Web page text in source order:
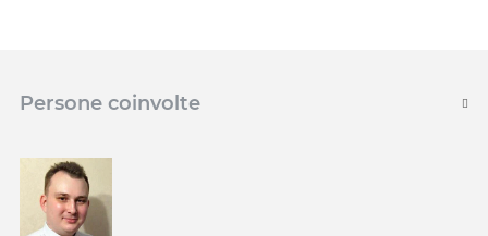
Persone coinvolte